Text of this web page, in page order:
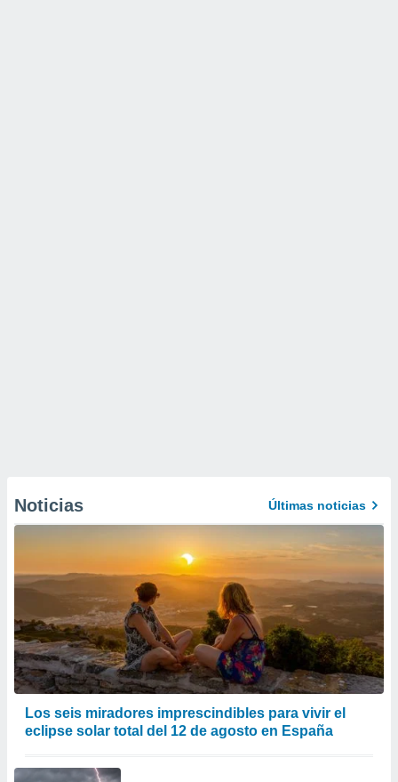
Noticias Últimas noticias
Los seis miradores imprescindibles para vivir el
eclipse solar total del 12 de agosto en España